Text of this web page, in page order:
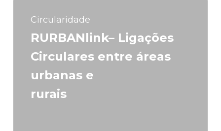
Circularidade
RURBANlink– Ligações
Circulares entre áreas
urbanas e
rurais